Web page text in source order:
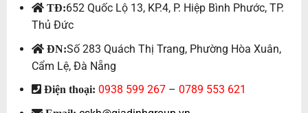
TĐ:652 Quốc Lộ 13, KP.4, P. Hiệp Bình Phước, TP.
Thủ Đức
ĐN:Số 283 Quách Thị Trang, Phường Hòa Xuân,
Cẩm Lệ, Đà Nẵng
Điện thoại: 0938 599 267– 0789 553 621